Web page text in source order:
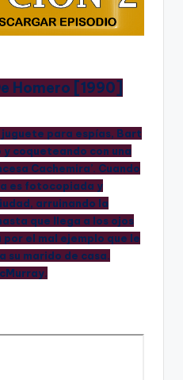
Homero [1990]
para espías, Bart
coqueteando con una
Cachemira’. Cuando
es fotocopiada y
arruinando la
que llega a los ojos
el mal ejemplo que le
su marido de casa.